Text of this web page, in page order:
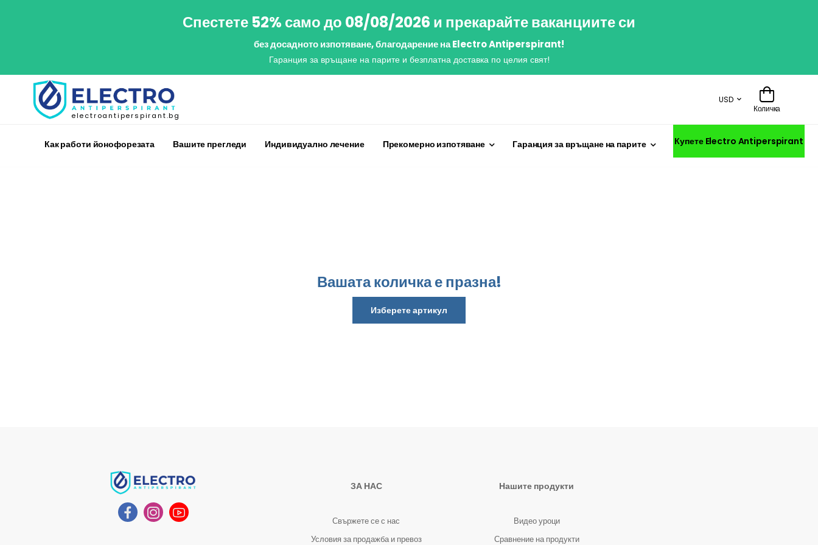
Спестете 52% само до 08/08/2026 и прекарайте ваканциите си
без досадното изпотяване, благодарение на Electro Antiperspirant!
Гаранция за връщане на парите и безплатна доставка по целия свят!
electroantiperspirant.bg
USD
Количка
Как работи йонофорезата Вашите прегледи Индивидуално лечение Прекомерно изпотяване Гаранция за връщане на парите Купете Electro Antiperspirant
Вашата количка е празна!
Изберете артикул
ЗА НАС
Свържете се с нас
Условия за продажба и превоз
Нашите продукти
Видео уроци
Сравнение на продукти